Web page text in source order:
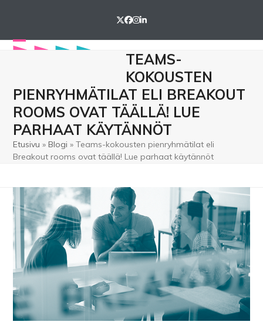
Twitter
Facebook
Instagram
LinkedIn
Open
menu
Close
menu
TEAMS-
KOKOUSTEN
PIENRYHMÄTILAT ELI BREAKOUT
ROOMS OVAT TÄÄLLÄ! LUE
PARHAAT KÄYTÄNNÖT
Etusivu »Blogi »Teams-kokousten pienryhmätilat eli
Breakout rooms ovat täällä! Lue parhaat käytännöt